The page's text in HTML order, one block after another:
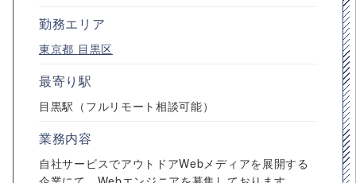
勤務エリア
東京都 目黒区
最寄り駅
目黒駅（フルリモート相談可能）
業務内容
自社サービスでアウトドアWebメディアを展開する